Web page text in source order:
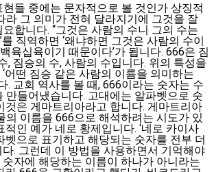
들 중에는 문자적으로 볼 것인가 상징적
라 그 의미가 전혀 달라지기에 그것을 잘
합니다. “그것은 사람의 수니 그의 수는
직역하면 ‘왜냐하면 그것은 사람의 수이
육십육이기 때문이다’가 됩니다. 666은 짐
, 짐승의 수, 사람의 수입니다. 위의 특성을
어떤 짐승 같은 사람의 이름을 의미하는
. 교회 역사를 볼 때, 666이라는 숫자는 수
만들어냈습니다. 고대에는 알파벳으로 숫
것은 게마트리아라고 합니다. 게마트리아
의 이름을 666으로 해석하려는 시도가 있
적인 예가 네로 황제입니다. ‘네로 카이사
벳으로 표기하고 해당되는 숫자를 전부 더
. 그런데 이 방법을 사용하면서 기억해야
자에 해당하는 이름이 하나가 아니라는